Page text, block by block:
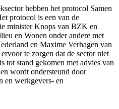
hebben het protocol Samen
protocol is een van de
minister Knops van BZK en
en Wonen onder andere met
en Maxime Verhagen van
te zorgen dat de sector niet
tot stand gekomen met advies van
wordt ondersteund door
en werkgevers- en